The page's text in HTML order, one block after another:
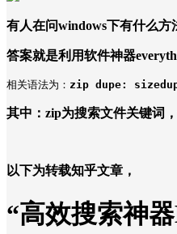
有人在问windows下有什么方
答案就是利用软件神器
相关语法为： zip dupe:
其中：zip为搜索文件关键词
以下为转载知乎文章，
“高效搜索神